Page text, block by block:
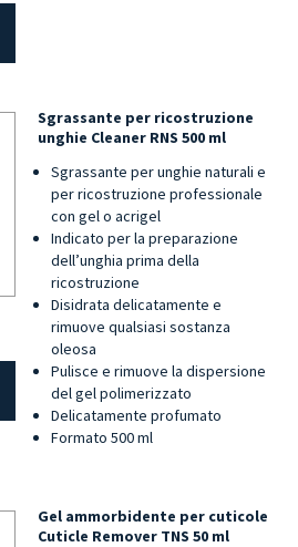
Sgrassante per ricostruzione
unghie Cleaner RNS 500 ml
Sgrassante per unghie naturali e
per ricostruzione professionale
con gel o acrigel
Indicato per la preparazione
dell’unghia prima della
ricostruzione
Disidrata delicatamente e
rimuove qualsiasi sostanza
oleosa
Pulisce e rimuove la dispersione
del gel polimerizzato
Delicatamente profumato
Formato 500 ml
Gel ammorbidente per cuticole
Cuticle Remover TNS 50 ml